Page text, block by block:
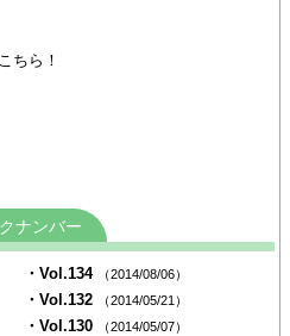
ちら！
ナンバー
・Vol.134 （2014/08/06）
・Vol.132 （2014/05/21）
・Vol.130 （2014/05/07）